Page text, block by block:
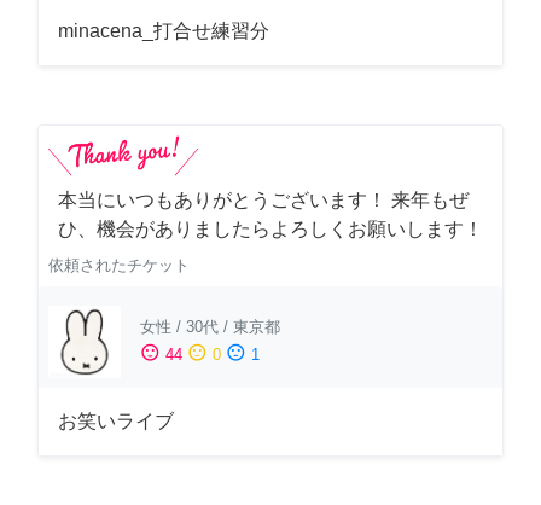
minacena_打合せ練習分
本当にいつもありがとうございます！ 来年もぜ
ひ、機会がありましたらよろしくお願いします！
依頼されたチケット
女性 / 30代 / 東京都
sentiment_satisfied 44 sentiment_neutral 0 sentiment_dissatisfied 1
お笑いライブ